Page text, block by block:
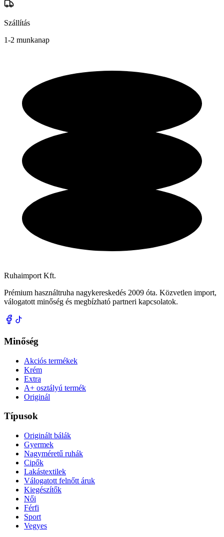
Szállítás
1-2 munkanap
Ruhaimport Kft.
Prémium használtruha nagykereskedés 2009 óta. Közvetlen import,
válogatott minőség és megbízható partneri kapcsolatok.
Minőség
Akciós termékek
Krém
Extra
A+ osztályú termék
Originál
Típusok
Originált bálák
Gyermek
Nagyméretű ruhák
Cipők
Lakástextilek
Válogatott felnőtt áruk
Kiegészítők
Női
Férfi
Sport
Vegyes